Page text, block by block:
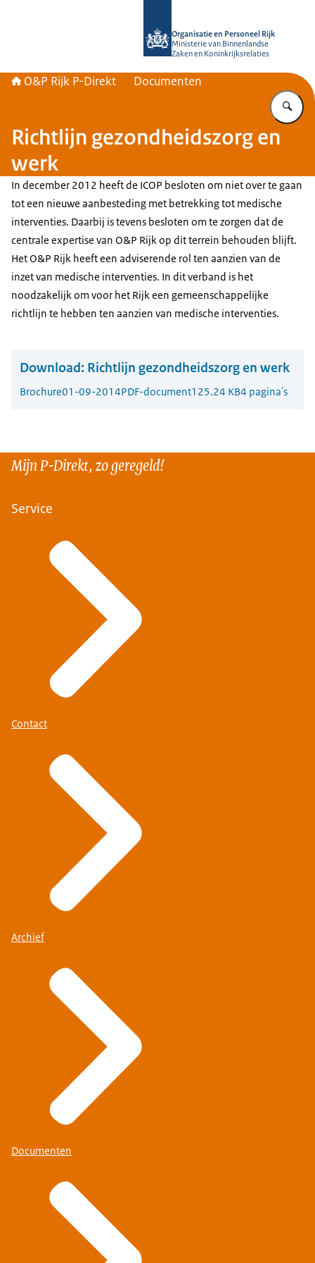
Organisatie en Personeel Rijk
Ministerie van Binnenlandse
Zaken en Koninkrijksrelaties
O&P Rijk P-Direkt Documenten
Richtlijn gezondheidszorg en
werk
In december 2012 heeft de ICOP besloten om niet over te gaan
tot een nieuwe aanbesteding met betrekking tot medische
interventies. Daarbij is tevens besloten om te zorgen dat de
centrale expertise van O&P Rijk op dit terrein behouden blijft.
Het O&P Rijk heeft een adviserende rol ten aanzien van de
inzet van medische interventies. In dit verband is het
noodzakelijk om voor het Rijk een gemeenschappelijke
richtlijn te hebben ten aanzien van medische interventies.
Download: Richtlijn gezondheidszorg en werk
Brochure01-09-2014PDF-document125.24 KB4 pagina's
Mijn P-Direkt, zo geregeld!
Service
Contact
Archief
Documenten